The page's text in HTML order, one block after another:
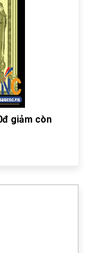
giảm còn